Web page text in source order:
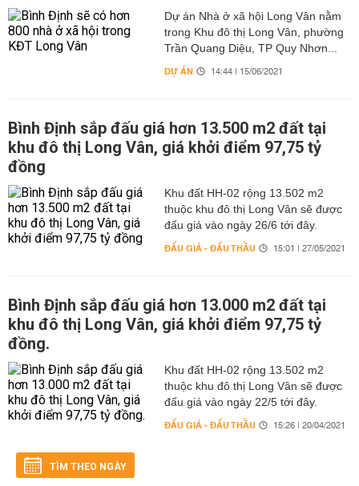
Dự án Nhà ở xã hội Long Vân nằm
trong Khu đô thị Long Vân, phường
Trần Quang Diệu, TP Quy Nhơn...
DỰ ÁN 14:44 | 15/06/2021
Bình Định sắp đấu giá hơn 13.500 m2 đất tại
khu đô thị Long Vân, giá khởi điểm 97,75 tỷ
đồng
Khu đất HH-02 rộng 13.502 m2
thuộc khu đô thị Long Vân sẽ được
đấu giá vào ngày 26/6 tới đây.
ĐẤU GIÁ - ĐẤU THẦU 15:01 | 27/05/2021
Bình Định sắp đấu giá hơn 13.000 m2 đất tại
khu đô thị Long Vân, giá khởi điểm 97,75 tỷ
đồng.
Khu đất HH-02 rộng 13.502 m2
thuộc khu đô thị Long Vân sẽ được
đấu giá vào ngày 22/5 tới đây.
ĐẤU GIÁ - ĐẤU THẦU 15:26 | 20/04/2021
TÌM THEO NGÀY